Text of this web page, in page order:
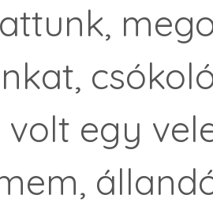
volt egy